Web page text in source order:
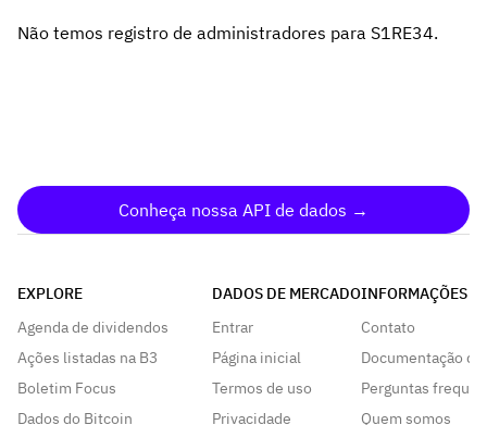
Não temos registro de administradores para S1RE34.
Conheça nossa API de dados →
EXPLORE
Agenda de dividendos
Ações listadas na B3
Boletim Focus
Dados do Bitcoin
DADOS DE MERCADO
Entrar
Página inicial
Termos de uso
Privacidade
INFORMAÇÕES
Contato
Documentação da
Perguntas
Quem somos